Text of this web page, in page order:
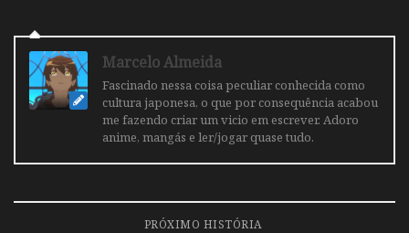
Marcelo Almeida
Fascinado nessa coisa peculiar conhecida como
cultura japonesa, o que por consequência acabou
me fazendo criar um vicio em escrever. Adoro
anime, mangás e ler/jogar quase tudo.
PRÓXIMO HISTÓRIA